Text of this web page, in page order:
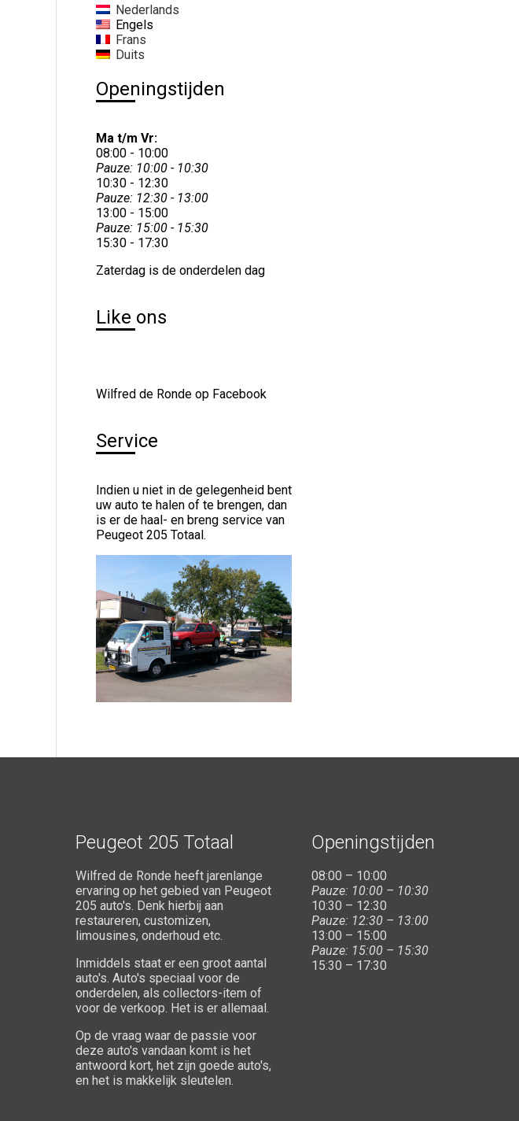
Nederlands
Engels
Frans
Duits
Openingstijden
Ma t/m Vr:
08:00 - 10:00
Pauze: 10:00 - 10:30
10:30 - 12:30
Pauze: 12:30 - 13:00
13:00 - 15:00
Pauze: 15:00 - 15:30
15:30 - 17:30
Zaterdag is de onderdelen dag
Like ons
Wilfred de Ronde op Facebook
Service
Indien u niet in de gelegenheid bent
uw auto te halen of te brengen, dan
is er de haal- en breng service van
Peugeot 205 Totaal.
Peugeot 205 Totaal
Wilfred de Ronde heeft jarenlange
ervaring op het gebied van Peugeot
205 auto's. Denk hierbij aan
restaureren, customizen,
limousines, onderhoud etc.
Inmiddels staat er een groot aantal
auto's. Auto's speciaal voor de
onderdelen, als collectors-item of
voor de verkoop. Het is er allemaal.
Op de vraag waar de passie voor
deze auto's vandaan komt is het
antwoord kort, het zijn goede auto's,
en het is makkelijk sleutelen.
Openingstijden
08:00 – 10:00
Pauze: 10:00 – 10:30
10:30 – 12:30
Pauze: 12:30 – 13:00
13:00 – 15:00
Pauze: 15:00 – 15:30
15:30 – 17:30